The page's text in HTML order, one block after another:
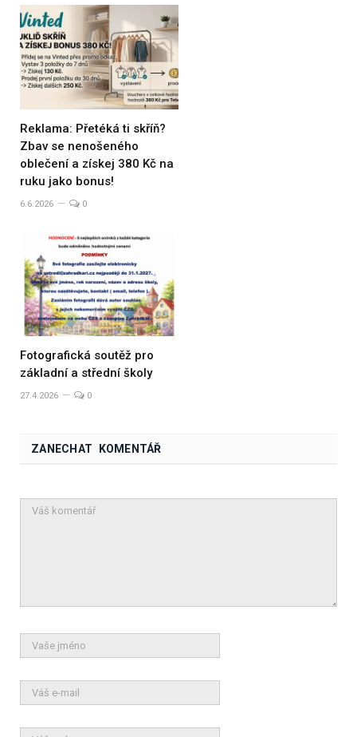
Reklama: Přetéká ti skříň?
Zbav se nenošeného
oblečení a získej 380 Kč na
ruku jako bonus!
6.6.2026 0
Fotografická soutěž pro
základní a střední školy
27.4.2026 0
ZANECHAT KOMENTÁŘ